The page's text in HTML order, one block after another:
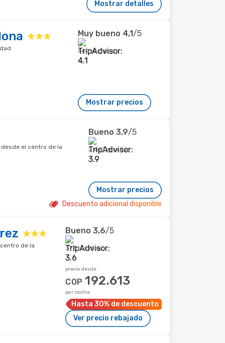
Mostrar detalles
Muy bueno 4,1/5
644 reseñas
Mostrar precios
desde el centro de la
Bueno 3,9/5
2.460 reseñas
Mostrar precios
Descuento adicional disponible
de la
Bueno 3,6/5
373 reseñas
precio desde
COP 192.613
por noche
Hasta 30% de descuento
Ver precio rebajado